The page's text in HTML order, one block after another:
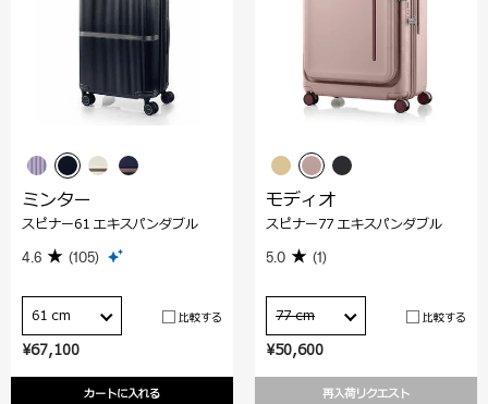
¥67,100
カートに入れる
ミンター
スピナー61 エキスパンダブル
4.6 (105)
61 cm 比較する
¥50,600
再入荷リクエスト
モディオ
スピナー77 エキスパンダブル
5.0 (1)
77 cm 比較する